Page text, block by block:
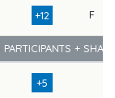
+12 F
+
+5